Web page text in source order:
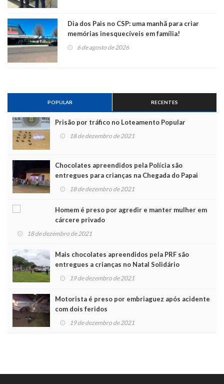
Dia dos Pais no CSP: uma manhã para criar
memórias inesquecíveis em família!
6 de agosto de 2026
POPULAR RECENTES
Prisão por tráfico no Loteamento Popular
18 de dezembro de 2021
Chocolates apreendidos pela Polícia são
entregues para crianças na Chegada do Papai
Noel 18 de dezembro de 2021
Homem é preso por agredir e manter mulher em
cárcere privado
18 de dezembro de 2021
Mais chocolates apreendidos pela PRF são
entregues a crianças no Natal Solidário
19 de dezembro de 2021
Motorista é preso por embriaguez após acidente
com dois feridos
19 de dezembro de 2021